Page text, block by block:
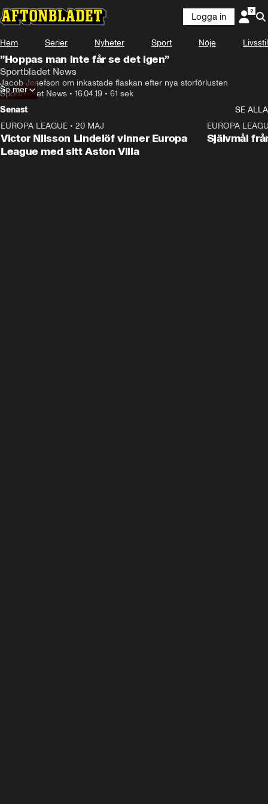
Logga in
Hem Serier Nyheter Sport Nöje Livsstil
”Hoppas man inte får se det igen”
Sportbladet News
Jacob Josefson om inkastade flaskan efter nya storförlusten
Sportbladet News • 16.04.19 • 61 sek
Se mer
Senast
SE ALLA
EUROPA LEAGUE • 20 MAJ
Victor Nilsson Lindelöf vinner Europa
League med sitt Aston Villa
EUROPA
Självmål